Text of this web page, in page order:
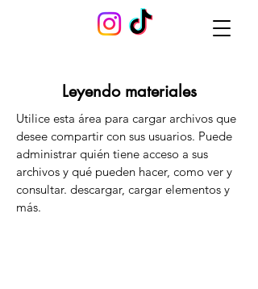
Leyendo materiales
Utilice esta área para cargar archivos que
desee compartir con sus usuarios. Puede
administrar quién tiene acceso a sus
archivos y qué pueden hacer, como ver y
consultar. descargar, cargar elementos y
más.